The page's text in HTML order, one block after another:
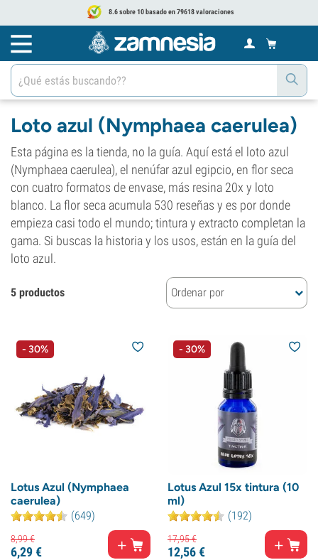
8.6 sobre 10 basado en 79618 valoraciones
Loto azul (Nymphaea caerulea)
Esta página es la tienda, no la guía. Aquí está el loto azul
(Nymphaea caerulea), el nenúfar azul egipcio, en flor seca
con cuatro formatos de envase, más resina 20x y loto
blanco. La flor seca acumula 530 reseñas y es por donde
empieza casi todo el mundo; tintura y extracto completan la
gama. Si buscas la historia y los usos, están en la guía del
loto azul.
5 productos Ordenar por
- 30%
Lotus Azul (Nymphaea
caerulea)
(649)
8,99€
6,29€
- 30%
Lotus Azul 15x tintura (10
ml)
(192)
17,95€
12,56€